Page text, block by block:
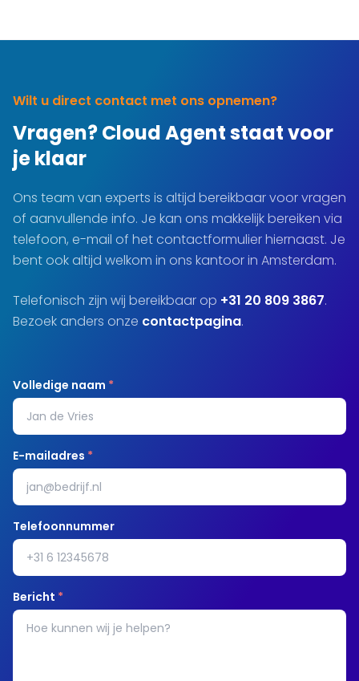
Wilt u direct contact met ons opnemen?
Vragen? Cloud Agent staat voor
je klaar
Ons team van experts is altijd bereikbaar voor vragen
of aanvullende info. Je kan ons makkelijk bereiken via
telefoon, e-mail of het contactformulier hiernaast. Je
bent ook altijd welkom in ons kantoor in Amsterdam.
Telefonisch zijn wij bereikbaar op +31 20 809 3867.
Bezoek anders onze contactpagina.
Volledige naam *
E-mailadres *
Telefoonnummer
Bericht *